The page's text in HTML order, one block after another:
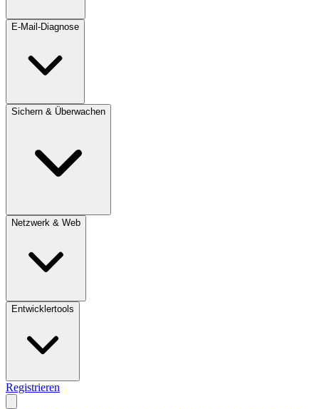
E-Mail-Diagnose
Sichern & Überwachen
Netzwerk & Web
Entwicklertools
Registrieren